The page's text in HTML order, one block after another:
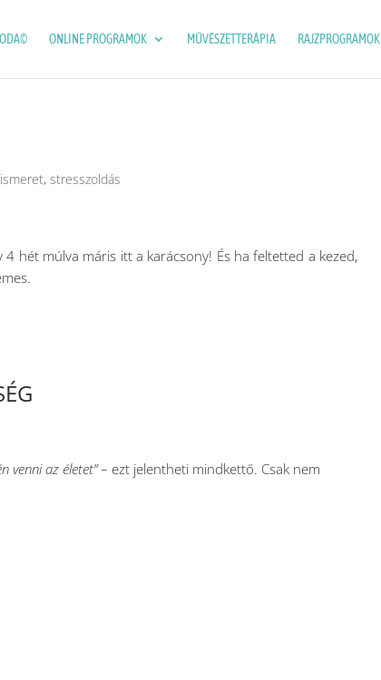
ONLINE PROGRAMOK MŰVÉSZETTERÁPIA RAJZPROGRAMOK
,stresszoldás
hét múlva máris itt a karácsony! És ha feltetted a kezed,
venni az életet”– ezt jelentheti mindkettő. Csak nem